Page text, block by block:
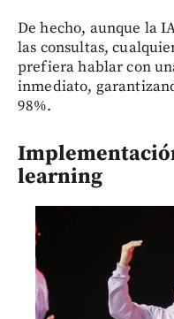
De hecho, aunque la
las consultas,
prefiera hablar con
inmediato,
98%.
learning